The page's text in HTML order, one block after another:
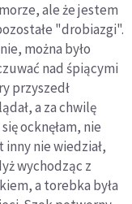
ale że jestem
"drobiazgi".
można było
nad śpiącymi
przyszedł
a za chwilę
ocknęłam, nie
nie wiedział,
wychodząc z
a torebka była